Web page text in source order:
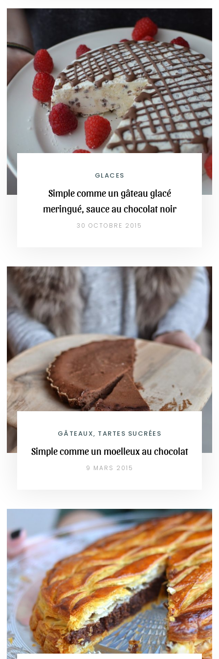
GLACES
Simple comme un gâteau glacé
meringué, sauce au chocolat noir
30 OCTOBRE 2015
GÂTEAUX, TARTES SUCRÉES
Simple comme un moelleux au chocolat
9 MARS 2015